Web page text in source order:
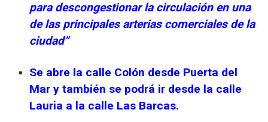
para descongestionar la circulación en una
de las principales arterias comerciales de la
ciudad”
Se abre la calle Colón desde Puerta del
Mar y también se podrá ir desde la calle
Lauria a la calle Las Barcas.